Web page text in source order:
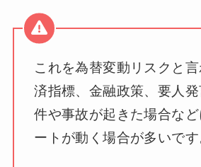
これを為替変動リスクと
済指標、金融政策、要人
件や事故が起きた場合な
ートが動く場合が多いです